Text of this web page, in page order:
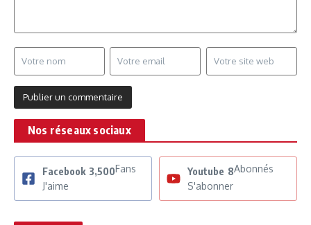
Nos réseaux sociaux
Facebook 3,500Fans
J'aime
Youtube 8Abonnés
S'abonner